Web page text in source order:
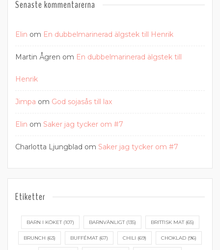
Senaste kommentarerna
Elin om En dubbelmarinerad älgstek till Henrik
Martin Ågren om En dubbelmarinerad älgstek till
Henrik
Jimpa om God sojasås till lax
Elin om Saker jag tycker om #7
Charlotta Ljungblad om Saker jag tycker om #7
Etiketter
BARN I KÖKET(107) BARNVÄNLIGT(135) BRITTISK MAT(65)
BRUNCH (63) BUFFÉMAT(67) CHILI (69) CHOKLAD (96)